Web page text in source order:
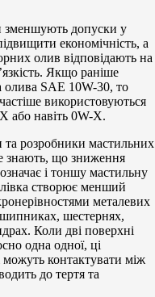
допуски у
економічність, а
олив відповідають на
Якщо раніше
олива SAE 10W-30, то
використовуються
або навіть 0W-X.
розробники мастильних
знають, що зниження
і тоншу мастильну
створює менший
металевих
шестернях,
Коли дві поверхні
одна одної, ці
можуть контактувати між
до тертя та